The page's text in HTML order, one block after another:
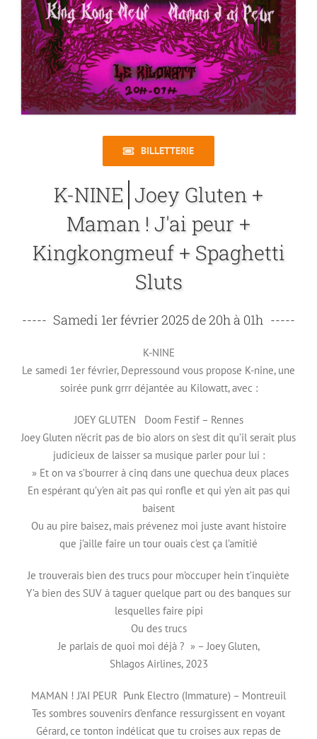
BILLETTERIE
Joey Gluten +
Maman ! J'ai peur +
Kingkongmeuf + Spaghetti
Sluts
----- -----
K-NINE
Le samedi 1er février, Depressound vous propose K-nine, une
soirée punk grrr déjantée au Kilowatt, avec :
JOEY GLUTEN Doom Festif – Rennes
Joey Gluten n’écrit pas de bio alors on s’est dit qu’il serait plus
judicieux de laisser sa musique parler pour lui :
» Et on va s’bourrer à cinq dans une quechua deux places
En espérant qu’y’en ait pas qui ronfle et qui y’en ait pas qui
baisent
Ou au pire baisez, mais prévenez moi juste avant histoire
que j’aille faire un tour ouais c’est ça l’amitié
Je trouverais bien des trucs pour m’occuper hein t’inquiète
Y’a bien des SUV à taguer quelque part ou des banques sur
lesquelles faire pipi
Ou des trucs
Je parlais de quoi moi déjà ? » – Joey Gluten,
Shlagos Airlines, 2023
MAMAN ! J’AI PEUR Punk Electro (Immature) – Montreuil
Tes sombres souvenirs d’enfance ressurgissent en voyant
Gérard, ce tonton indélicat que tu croises aux repas de